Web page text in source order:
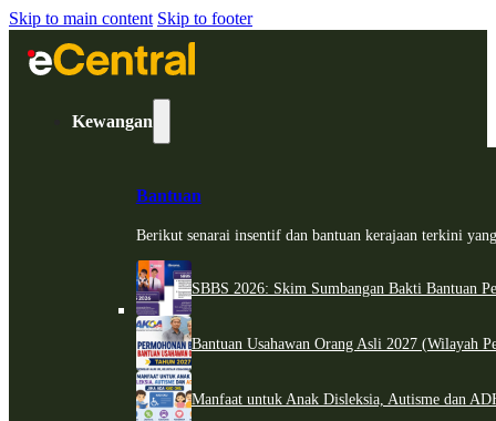
Skip to main content Skip to footer
Kewangan
Bantuan
Berikut senarai insentif dan bantuan kerajaan terkini
SBBS 2026: Skim Sumbangan Bakti Bantuan
Bantuan Usahawan Orang Asli 2027 (Wilayah
Manfaat untuk Anak Disleksia, Autisme dan